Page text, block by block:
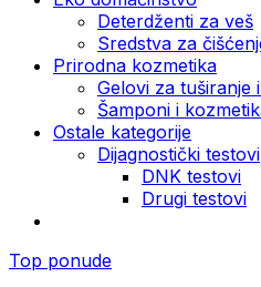
Deterdženti za veš
Sredstva za
Prirodna kozmetika
Gelovi za tuširanje
Šamponi i
Ostale kategorije
Dijagnostički testovi
DNK testovi
Drugi testovi
Top ponude